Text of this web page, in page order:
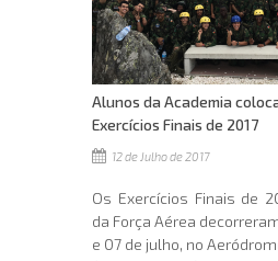
Alunos da Academia
Exercícios Finais de 2017
12 de Julho de 2017
Os Exercícios Finais de
da Força Aérea
e 07 de julho, no